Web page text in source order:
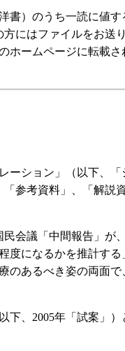
書）のうち一読に値
にはファイルをお送
ホームページに転載
ーション」（以下、
参考資料」、「解説
会議「中間報告」が
度になるかを推計す
のあるべき姿の両面
下、2005年「試案」